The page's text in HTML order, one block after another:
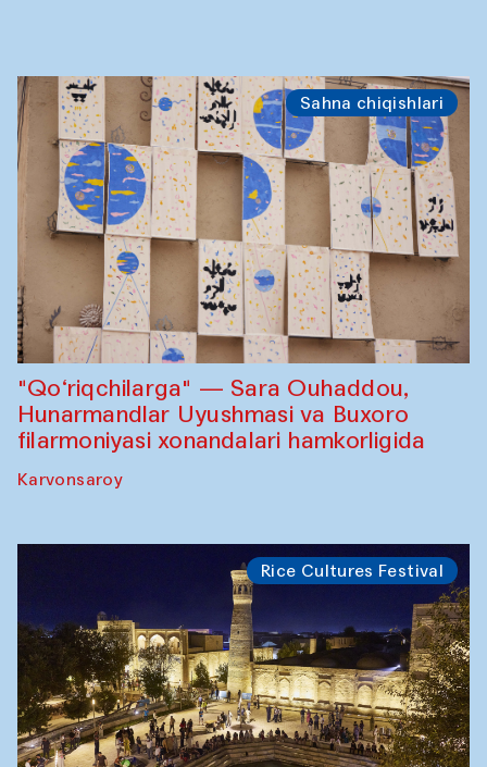
Sahna chiqishlari
"Qo‘riqchilarga" — Sara Ouhaddou,
Hunarmandlar Uyushmasi va Buxoro
filarmoniyasi xonandalari hamkorligida
Karvonsaroy
Rice Cultures Festival